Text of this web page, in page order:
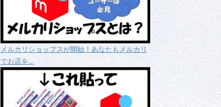
メルカリショップスが開始！あなたもメルカリ
でお店を...